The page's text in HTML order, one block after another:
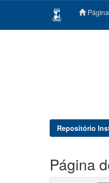
Repositório
Página